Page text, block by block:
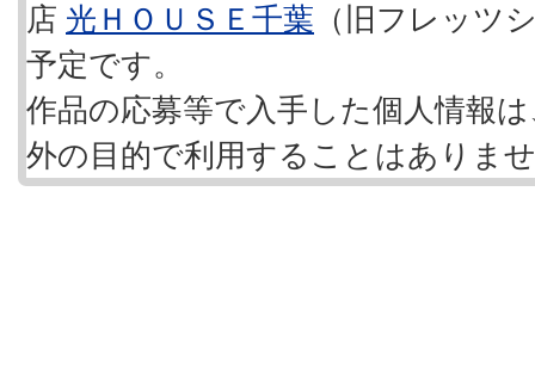
店 光ＨＯＵＳＥ千葉 （旧フレッツ
予定です。
作品の応募等で入手した個人情報
外の目的で利用することはありま